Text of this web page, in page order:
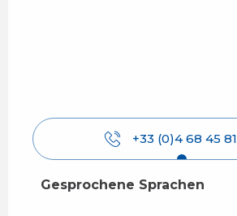
+33 (0)4 68 45 81
Gesprochene Sprachen
Gesprochene Sprachen